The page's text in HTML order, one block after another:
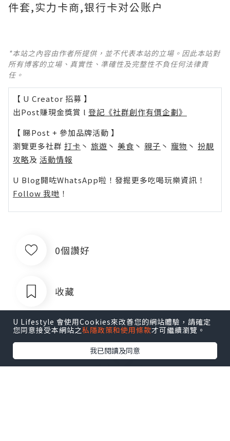
件套,实力卡商,银行卡对公账户
*本站之內容由作者所提供，並不代表本站的立場。因此本站對
所有博客的立場、真實性、準確性及完整性不負任何法律責
任。
【 U Creator 招募 】
出Post賺現金獎賞 l 登記《社群創作有價企劃》
【 睇Post + 參加品牌活動 】
瀏覽更多社群 打卡 丶 旅遊 丶 美食 丶 親子 丶 寵物 丶 扮靚
攻略及 活動情報
U Blog開咗WhatsApp啦！發掘更多吃喝玩樂資訊！
Follow 我哋 ！
0個讚好
收藏
U Lifestyle 會使用Cookies來改善您的網站體驗，請確定
您同意接受本網站之私隱政策和使用條款才可繼續瀏覽。
我已閱讀及同意